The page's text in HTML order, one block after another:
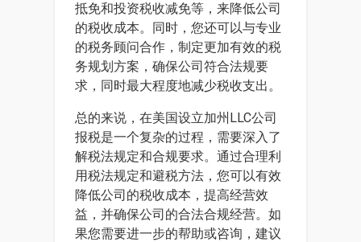
抵免和投资税收减免等，来降低公司
的税收成本。同时，您还可以与专业
的税务顾问合作，制定更加有效的税
务规划方案，确保公司符合法规要
求，同时最大程度地减少税收支出。
总的来说，在美国设立加州LLC公司
报税是一个复杂的过程，需要深入了
解税法规定和合规要求。通过合理利
用税法规定和避税方法，您可以有效
降低公司的税收成本，提高经营效
益，并确保公司的合法合规经营。如
果您需要进一步的帮助或咨询，建议